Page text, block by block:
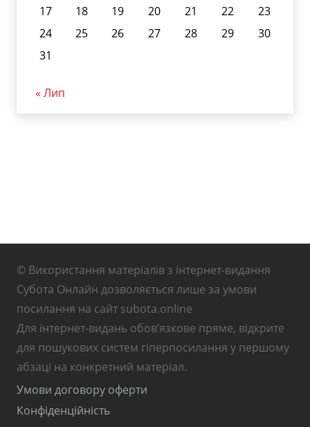
17
18 19 20 21 22
23
24
25 26 27 28 29
30
31
« Лип
© Використання матеріалів з інтернет-видання
Субота Онлайн дозволяється лише за умови
посилання на сайт subota.online
Для інтернет-видань обов’язкове пряме, відкрите
для пошукових систем гіперпосилання у першому
абзаці на конкретний матеріал.
Умови договору оферти
Конфіденційність